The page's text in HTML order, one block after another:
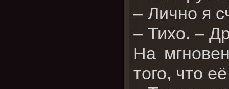
– Лично я
– Тихо. –
На
того, что